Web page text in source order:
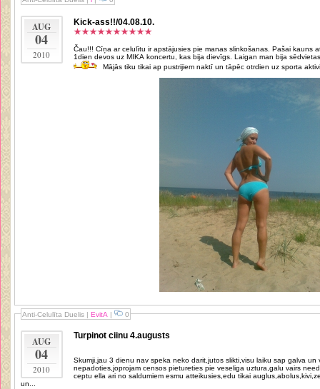
AUG
04
2010
Kick-ass!!/04.08.10.
Čau!!! Cīņa ar celulītu ir apstājusies pie manas slinkošanas. Pašai kauns
1dien devos uz MIKA koncertu, kas bija dievīgs. Laigan man bija
Mājās tiku tikai ap pustrijiem naktī un tāpēc otrdien uz sporta
Anti-Celulīta Duelis| EvitA | 0
AUG
04
2010
Turpinot ciinu 4.augusts
Skumji,jau 3 dienu nav speka neko darit,jutos slikti,visu laiku sap galva un
nepadoties,joprojam censos pietureties pie veseliga uztura,galu vairs
ceptu ella ari no saldumiem esmu atteikusies,edu tikai
un...